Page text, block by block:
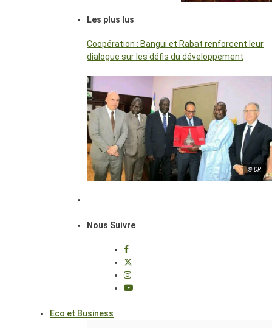
Les plus lus
Coopération : Bangui et Rabat renforcent leur
dialogue sur les défis du développement
© DR
Nous Suivre
Eco et Business